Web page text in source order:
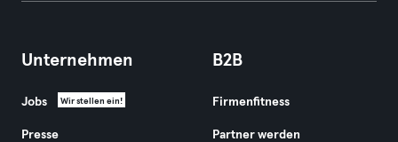
Unternehmen
Jobs Wir stellen ein!
Presse
B2B
Firmenfitness
Partner werden